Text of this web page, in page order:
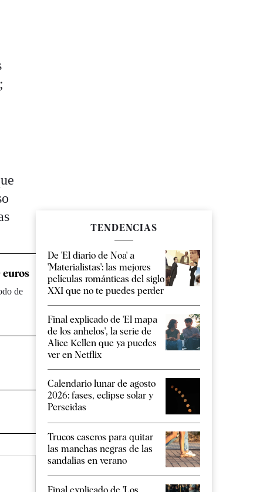
euros
de
TENDENCIAS
De 'El diario de Noa' a
'Materialistas': las mejores
películas románticas del siglo
XXI que no te puedes perder
Final explicado de 'El mapa
de los anhelos', la serie de
Alice Kellen que ya puedes
ver en Netflix
Calendario lunar de agosto
2026: fases, eclipse solar y
Perseidas
Trucos caseros para quitar
las manchas negras de las
sandalias en verano